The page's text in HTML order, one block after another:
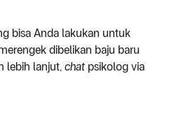
bisa Anda lakukan untuk
dibelikan baju baru
lebih lanjut, chat psikolog via